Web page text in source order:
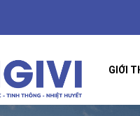
GIỚI